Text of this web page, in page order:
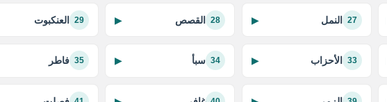
27 النمل ▶
28 القصص ▶
29 العنكبوت
33 الأحزاب ▶
34 سبأ ▶
35 فاطر